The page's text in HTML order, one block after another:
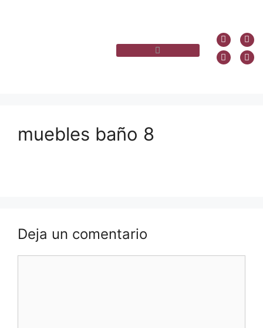
muebles baño 8
Deja un comentario